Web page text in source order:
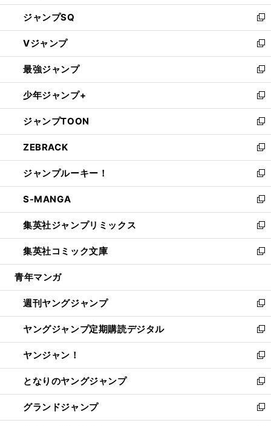
し
い
ウ
ィ
ン
ド
ウ
で
開
く
ジャンプSQ
新
し
い
ウ
ィ
ン
ド
ウ
で
開
く
Vジャンプ
新
し
い
ウ
ィ
ン
ド
ウ
で
開
く
最強ジャンプ
新
し
い
ウ
ィ
ン
ド
ウ
で
開
く
少年ジャンプ+
新
し
い
ウ
ィ
ン
ド
ウ
で
開
く
ジャンプTOON
新
し
い
ウ
ィ
ン
ド
ウ
で
開
く
ZEBRACK
新
し
い
ウ
ィ
ン
ド
ウ
で
開
ジャンプルーキー！
新
し
い
ウ
ィ
ン
ド
ウ
開
く
S-MANGA
新
し
い
ウ
ィ
ン
ウ
で
開
く
集英社ジャンプリミックス
新
し
い
ウ
ン
ド
ウ
で
開
く
集英社コミック文庫
新
し
ウ
ィ
ン
ド
ウ
で
開
く
青年マンガ
週刊ヤングジャンプ
新
し
い
ウ
ィ
ン
ド
ウ
で
開
ヤングジャンプ定期購読デジタル
新
し
い
ウ
ィ
ン
ド
ウ
ヤンジャン！
新
し
い
ウ
ィ
ン
となりのヤングジャンプ
新
し
い
ウ
グランドジャンプ
新
し